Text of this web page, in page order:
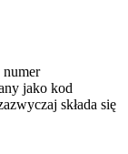
jako kod
składa się